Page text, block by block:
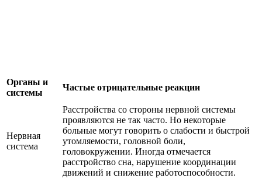
Органы и
системы
Частые отрицательные реакции
Нервная
система
Расстройства со стороны нервной системы
проявляются не так часто. Но некоторые
больные могут говорить о слабости и быстрой
утомляемости, головной боли,
головокружении. Иногда отмечается
расстройство сна, нарушение координации
движений и снижение работоспособности.